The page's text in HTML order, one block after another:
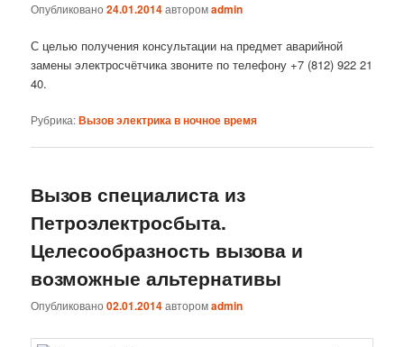
Опубликовано24.01.2014авторомadmin
С целью получения консультации на предмет аварийной
замены электросчётчика звоните по телефону +7 (812) 922 21
40.
Рубрика:Вызов электрика в ночное время
Вызов специалиста из
Петроэлектросбыта.
Целесообразность вызова и
возможные альтернативы
Опубликовано02.01.2014авторомadmin